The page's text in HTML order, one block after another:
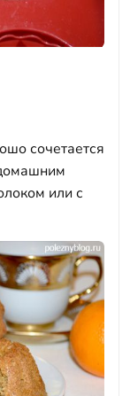
сочетается
или с